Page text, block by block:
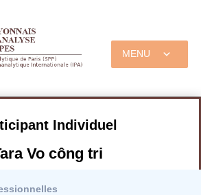
MENU
Individuel
Vo công tri